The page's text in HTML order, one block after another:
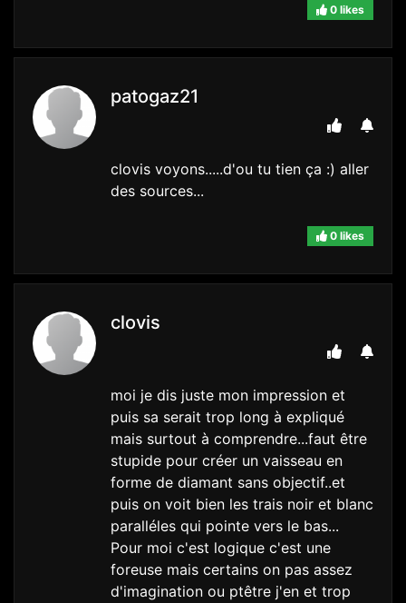
0 likes
patogaz21
clovis voyons.....d'ou tu tien ça :) aller
des sources...
0 likes
clovis
moi je dis juste mon impression et
puis sa serait trop long à expliqué
mais surtout à comprendre...faut être
stupide pour créer un vaisseau en
forme de diamant sans objectif..et
puis on voit bien les trais noir et blanc
paralléles qui pointe vers le bas...
Pour moi c'est logique c'est une
foreuse mais certains on pas assez
d'imagination ou ptêtre j'en et trop